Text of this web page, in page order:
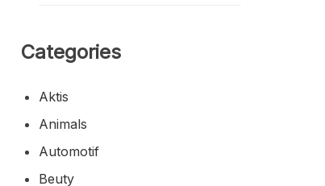
Categories
Aktis
Animals
Automotif
Beuty